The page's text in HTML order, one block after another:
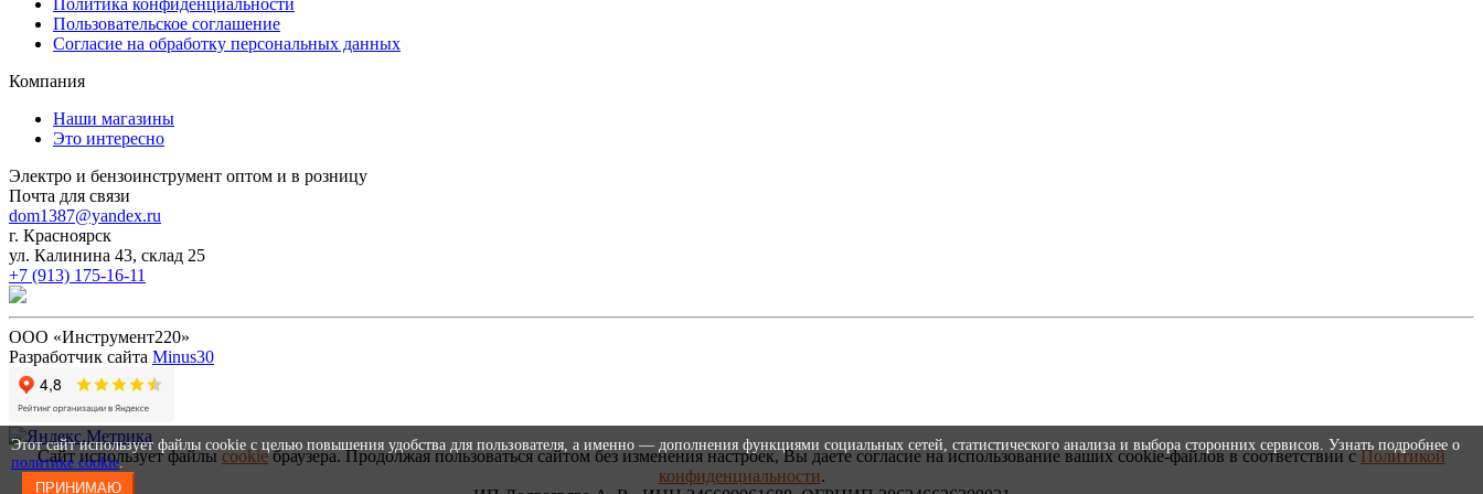
Этот сайт использует файлы cookie с целью повышения удобства для пользователя, а именно — дополнения функциями социальных сетей, статистического анализа и выбора сторонних сервисов. Узнать подробнее о
политике cookie.
ПРИНИМАЮ
Пользовательское соглашение
Согласие на обработку персональных данных
Компания
Наши магазины
Это интересно
Электро и бензоинструмент оптом и в розницу
Почта для связи
dom1387@yandex.ru
г. Красноярск
ул. Калинина 43, склад 25
+7 (913) 175-16-11
ООО «Инструмент220»
Разработчик сайта Minus30
Сайт использует файлыcookieбраузера. Продолжая пользоваться сайтом без изменения настроек, Вы даете согласие на использование ваших cookie-файлов в соответствии сПолитикой
конфиденциальности.